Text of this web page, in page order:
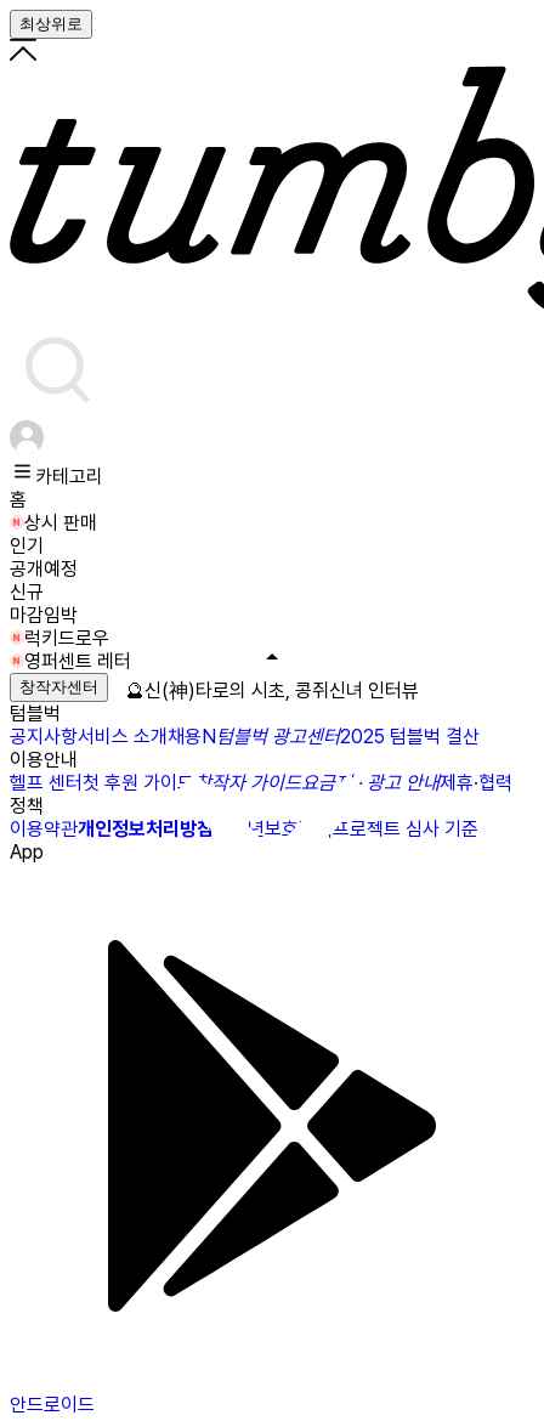
최상위로
카테고리
홈
상시 판매
인기
공개예정
신규
마감임박
럭키드로우
영퍼센트 레터
창작자센터
텀블벅
공지사항서비스 소개채용N텀블벅 광고센터2025 텀블벅 결산
이용안내
헬프 센터첫 후원 가이드 창작자 가이드요금제 · 광고 안내제휴·협력
정책
이용약관개인정보처리방침 청소년보호정책프로젝트 심사 기준
App
안드로이드
🔮신(神)타로의 시초, 콩쥐신녀 인터뷰